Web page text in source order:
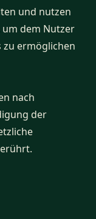
und nutzen
dem Nutzer
zu ermöglichen
nach
der